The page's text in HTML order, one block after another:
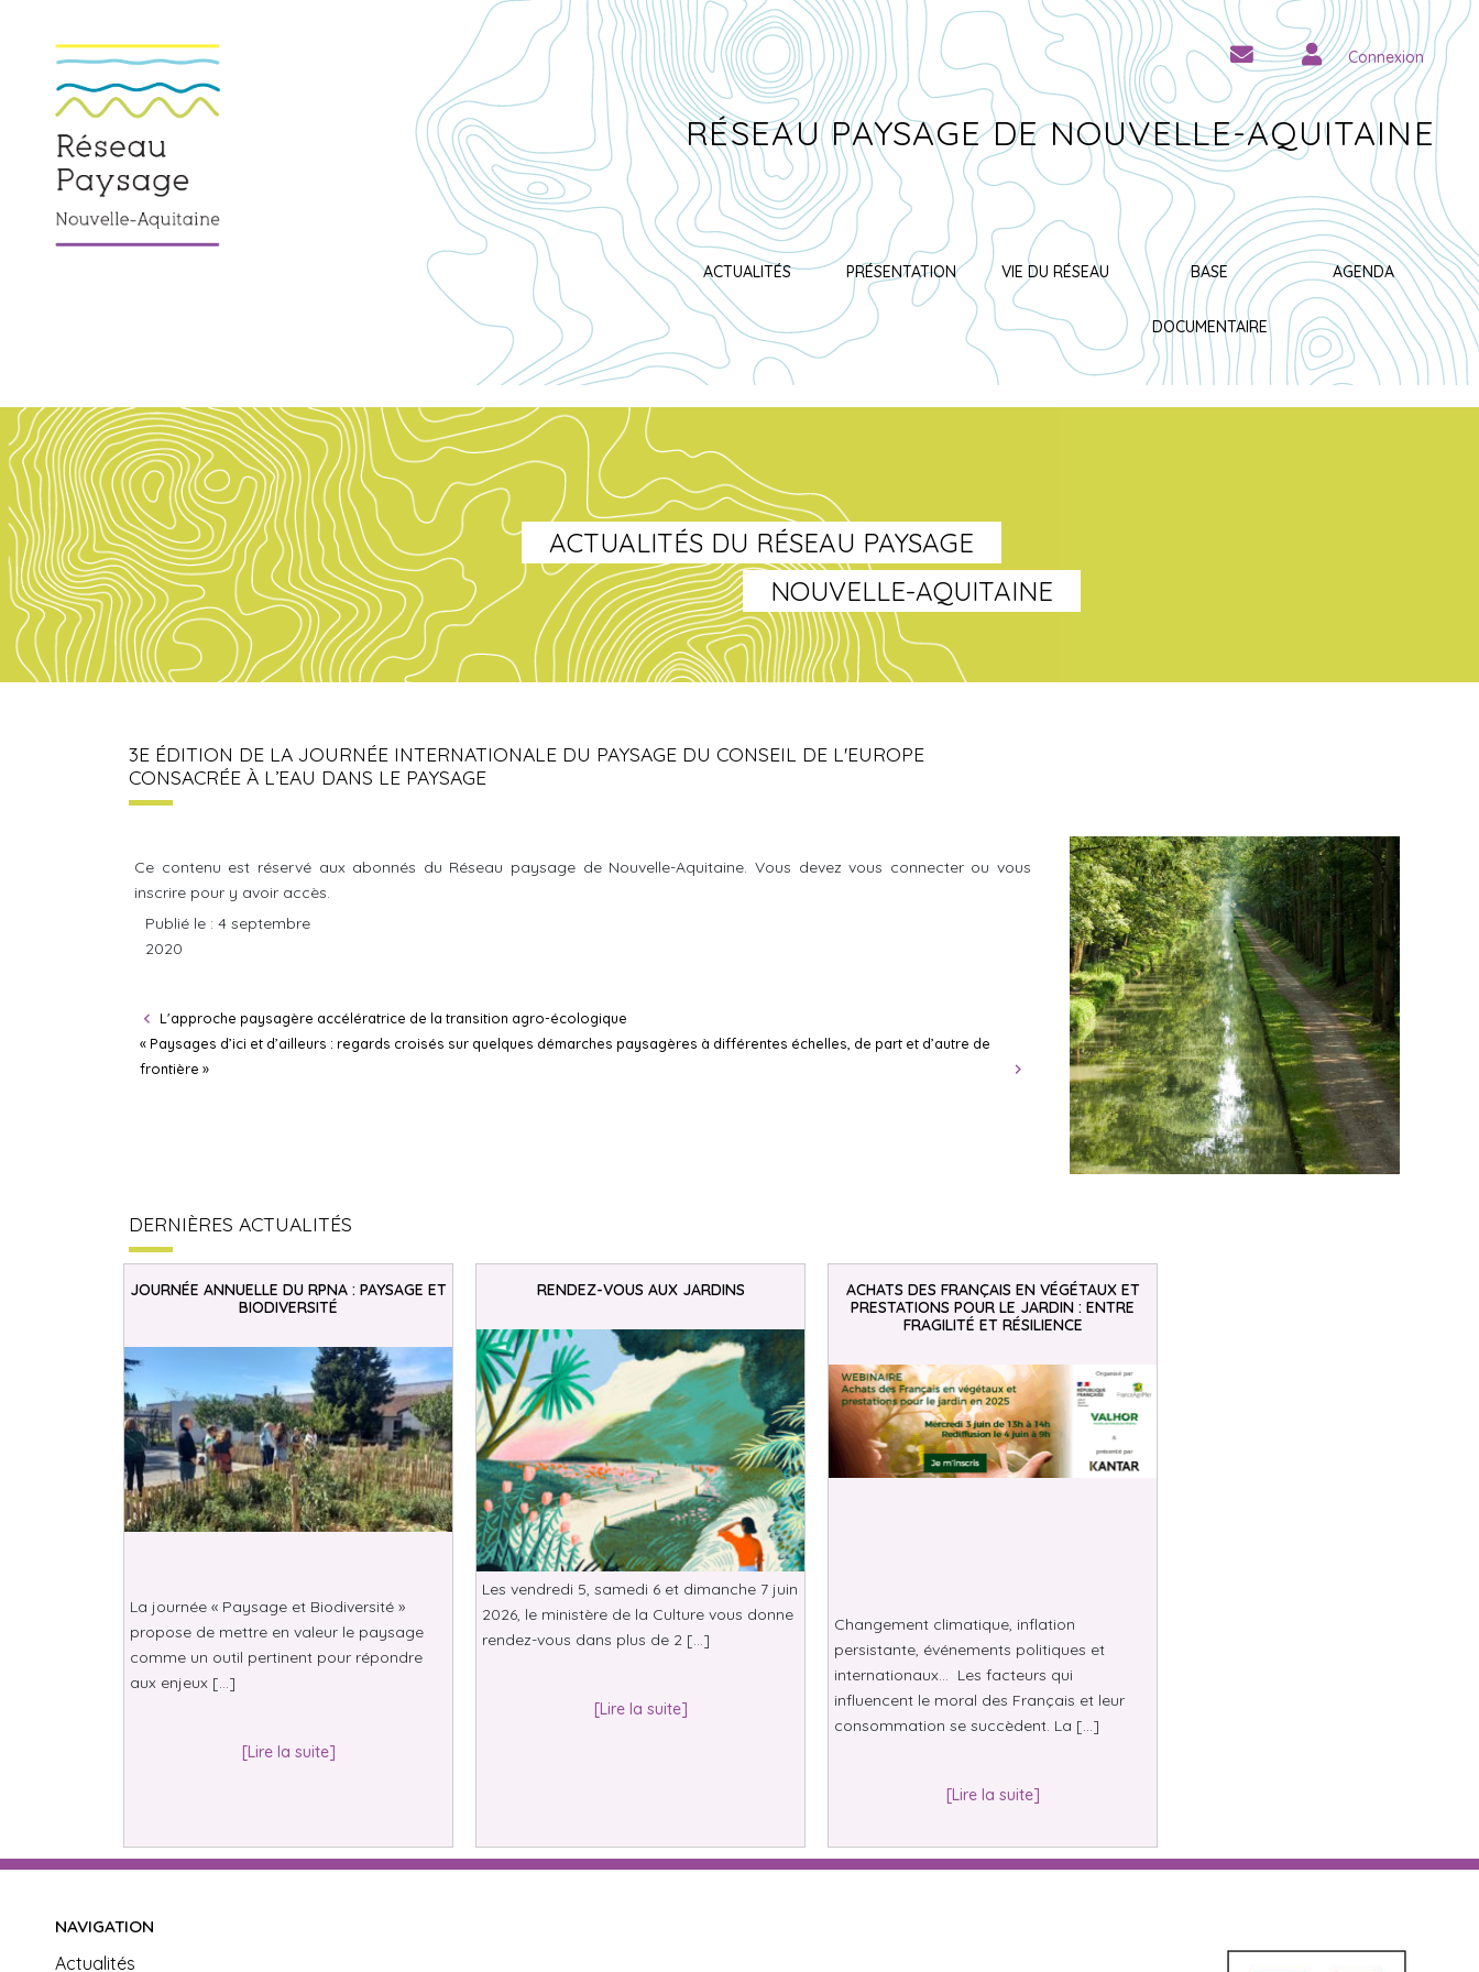
Connexion
RÉSEAU PAYSAGE DE NOUVELLE-AQUITAINE
ACTUALITÉS PRÉSENTATION VIE DU RÉSEAU BASE
DOCUMENTAIRE
AGENDA
ACTUALITÉS DU RÉSEAU PAYSAGE
NOUVELLE-AQUITAINE
3E ÉDITION DE LA JOURNÉE INTERNATIONALE DU PAYSAGE DU CONSEIL DE L'EUROPE
CONSACRÉE À L’EAU DANS LE PAYSAGE
Ce contenu est réservé aux abonnés du Réseau paysage de Nouvelle-Aquitaine. Vous devez vous connecter ou vous
inscrire pour y avoir accès.
Publié le : 4 septembre
2020
L'approche paysagère accélératrice de la transition agro-écologique
« Paysages d’ici et d’ailleurs : regards croisés sur quelques démarches paysagères à différentes échelles, de part et d’autre de
frontière »
DERNIÈRES ACTUALITÉS
JOURNÉE ANNUELLE DU RPNA : PAYSAGE ET
BIODIVERSITÉ
La journée « Paysage et Biodiversité »
propose de mettre en valeur le paysage
comme un outil pertinent pour répondre
aux enjeux […]
[Lire la suite]
RENDEZ-VOUS AUX JARDINS
Les vendredi 5, samedi 6 et dimanche 7 juin
2026, le ministère de la Culture vous donne
rendez-vous dans plus de 2 […]
[Lire la suite]
ACHATS DES FRANÇAIS EN VÉGÉTAUX ET
PRESTATIONS POUR LE JARDIN : ENTRE
FRAGILITÉ ET RÉSILIENCE
Changement climatique, inflation
persistante, événements politiques et
internationaux… Les facteurs qui
influencent le moral des Français et leur
consommation se succèdent. La […]
[Lire la suite]
NAVIGATION
Actualités